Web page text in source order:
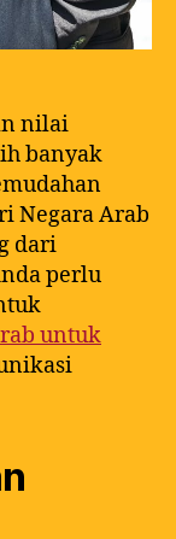
nilai
banyak
Negara Arab
dari
perlu
untuk